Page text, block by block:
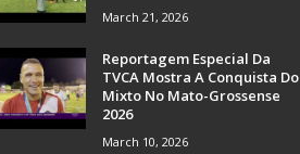
March 21, 2026
Reportagem Especial Da
TVCA Mostra A Conquista Do
Mixto No Mato-Grossense
2026
March 10, 2026